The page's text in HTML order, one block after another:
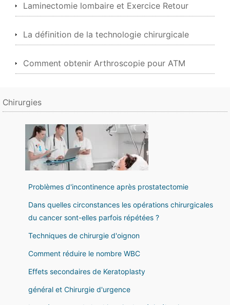
Laminectomie lombaire et Exercice Retour
La définition de la technologie chirurgicale
Comment obtenir Arthroscopie pour ATM
Chirurgies
Problèmes d'incontinence après prostatectomie
Dans quelles circonstances les opérations chirurgicales
du cancer sont-elles parfois répétées ?
Techniques de chirurgie d'oignon
Comment réduire le nombre WBC
Effets secondaires de Keratoplasty
général et Chirurgie d'urgence